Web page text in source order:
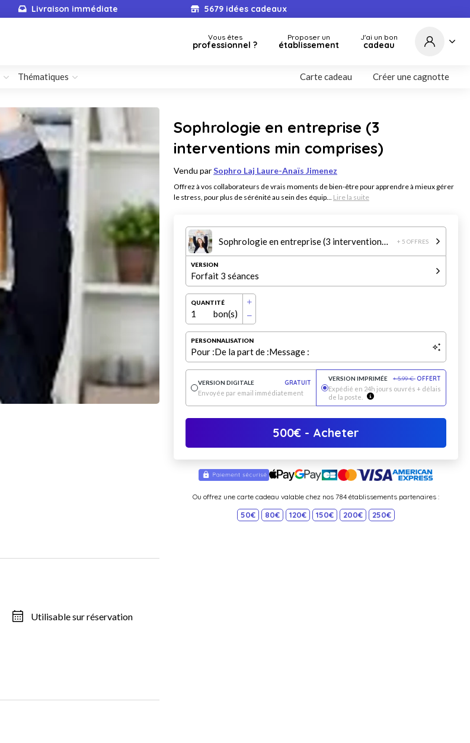
Livraison immédiate 5679 idées cadeaux
Vous êtes
professionnel ?
Proposer un
établissement
J'ai un bon
cadeau
Thématiques Carte cadeau Créer une cagnotte
Sophrologie en entreprise (3
interventions min comprises)
Vendu parSophro Laj Laure-Anaïs Jimenez
Offrez à vos collaborateurs de vrais moments de bien-être pour apprendre à mieux gérer
le stress, pour plus de sérénité au sein des équip... Lire la suite
Sophrologie en entreprise (3 interventions min comprises) + 5 OFFRES
VERSION
Forfait 3 séances
QUANTITÉ
1 bon(s)
PERSONNALISATION
Pour :De la part de :Message :
VERSION DIGITALE
GRATUIT
Envoyée par email immédiatement
VERSION IMPRIMÉE +5.99 € OFFERT
Expédié en 24h jours ouvrés + délais
de la poste.
500€ - Acheter
Ou offrez une carte cadeau valable chez nos 784 établissements partenaires :
50€ 80€ 120€ 150€ 200€ 250€
Utilisable sur réservation